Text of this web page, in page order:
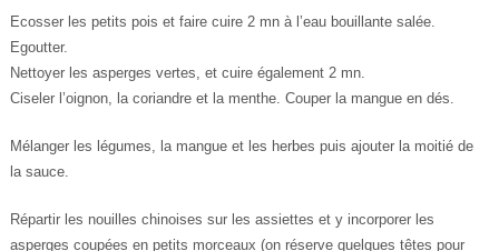
Ecosser les petits pois et faire cuire 2 mn à l’eau bouillante salée.
Egoutter.
Nettoyer les asperges vertes, et cuire également 2 mn.
Ciseler l’oignon, la coriandre et la menthe. Couper la mangue en dés.
Mélanger les légumes, la mangue et les herbes puis ajouter la moitié de
la sauce.
Répartir les nouilles chinoises sur les assiettes et y incorporer les
asperges coupées en petits morceaux (on réserve quelques têtes pour